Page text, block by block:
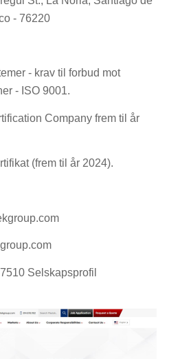
- 76220
- krav til forbud mot
- ISO 9001.
Company frem til år
(frem til år 2024).
Selskapsprofil